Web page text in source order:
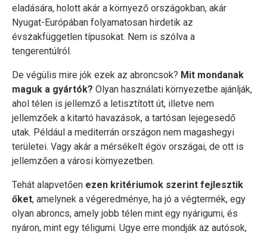
eladására, holott akár a környező országokban, akár
Nyugat-Európában folyamatosan hirdetik az
évszakfüggetlen típusokat. Nem is szólva a
tengerentúlról.
De végülis mire jók ezek az abroncsok? Mit mondanak
maguk a gyártók? Olyan használati környezetbe ajánlják,
ahol télen is jellemző a letisztított út, illetve nem
jellemzőek a kitartó havazások, a tartósan lejegesedő
utak. Például a mediterrán országon nem magashegyi
területei. Vagy akár a mérsékelt égöv országai, de ott is
jellemzően a városi környezetben.
Tehát alapvetően ezen kritériumok szerint fejlesztik
őket, amelynek a végeredménye, ha jó a végtermék, egy
olyan abroncs, amely jobb télen mint egy nyárigumi, és
nyáron, mint egy téligumi. Ugye erre mondják az autósok,